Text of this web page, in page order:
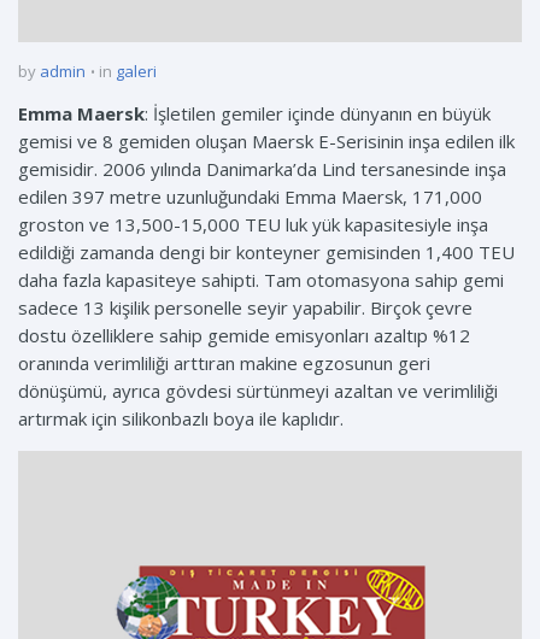
by admin in galeri
Emma Maersk: İşletilen gemiler içinde dünyanın en büyük
gemisi ve 8 gemiden oluşan Maersk E-Serisinin inşa edilen ilk
gemisidir. 2006 yılında Danimarka’da Lind tersanesinde inşa
edilen 397 metre uzunluğundaki Emma Maersk, 171,000
groston ve 13,500-15,000 TEU luk yük kapasitesiyle inşa
edildiği zamanda dengi bir konteyner gemisinden 1,400 TEU
daha fazla kapasiteye sahipti. Tam otomasyona sahip gemi
sadece 13 kişilik personelle seyir yapabilir. Birçok çevre
dostu özelliklere sahip gemide emisyonları azaltıp %12
oranında verimliliği arttıran makine egzosunun geri
dönüşümü, ayrıca gövdesi sürtünmeyi azaltan ve verimliliği
artırmak için silikonbazlı boya ile kaplıdır.